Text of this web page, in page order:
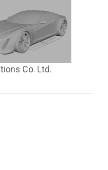
Co. Ltd.